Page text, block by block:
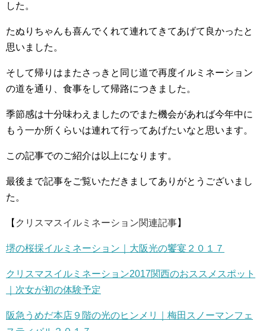
した。
たぬりちゃんも喜んでくれて連れてきてあげて良かったと
思いました。
そして帰りはまたさっきと同じ道で再度イルミネーション
の道を通り、食事をして帰路につきました。
季節感は十分味わえましたのでまた機会があれば今年中に
もう一か所くらいは連れて行ってあげたいなと思います。
この記事でのご紹介は以上になります。
最後まで記事をご覧いただきましてありがとうございまし
た。
【 クリスマスイルミネーション関連記事】
堺の桜採イルミネーション｜大阪光の饗宴２０１７
クリスマスイルミネーション2017関西のおススメスポット
｜次女が初の体験予定
阪急うめだ本店９階の光のヒンメリ｜梅田スノーマンフェ